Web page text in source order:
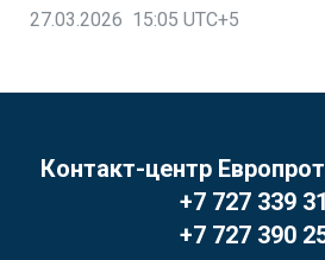
27.03.2026 15:05 UTC+5
Контакт-центр
+7 727 339
+7 727 390